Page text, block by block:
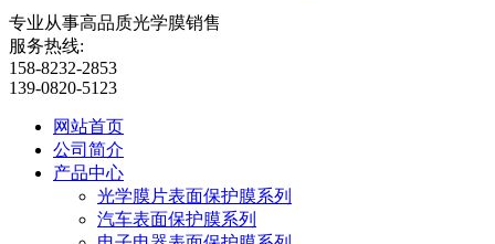
专业从事高品质光学膜销售
服务热线:
158-8232-2853
139-0820-5123
网站首页
公司简介
产品中心
光学膜片表面保护膜系列
汽车表面保护膜系列